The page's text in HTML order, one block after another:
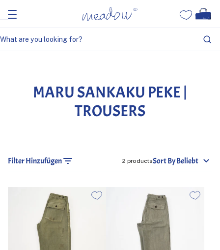
MARU SANKAKU PEKE |
TROUSERS
Filter Hinzufügen 2 productsSort By Beliebt